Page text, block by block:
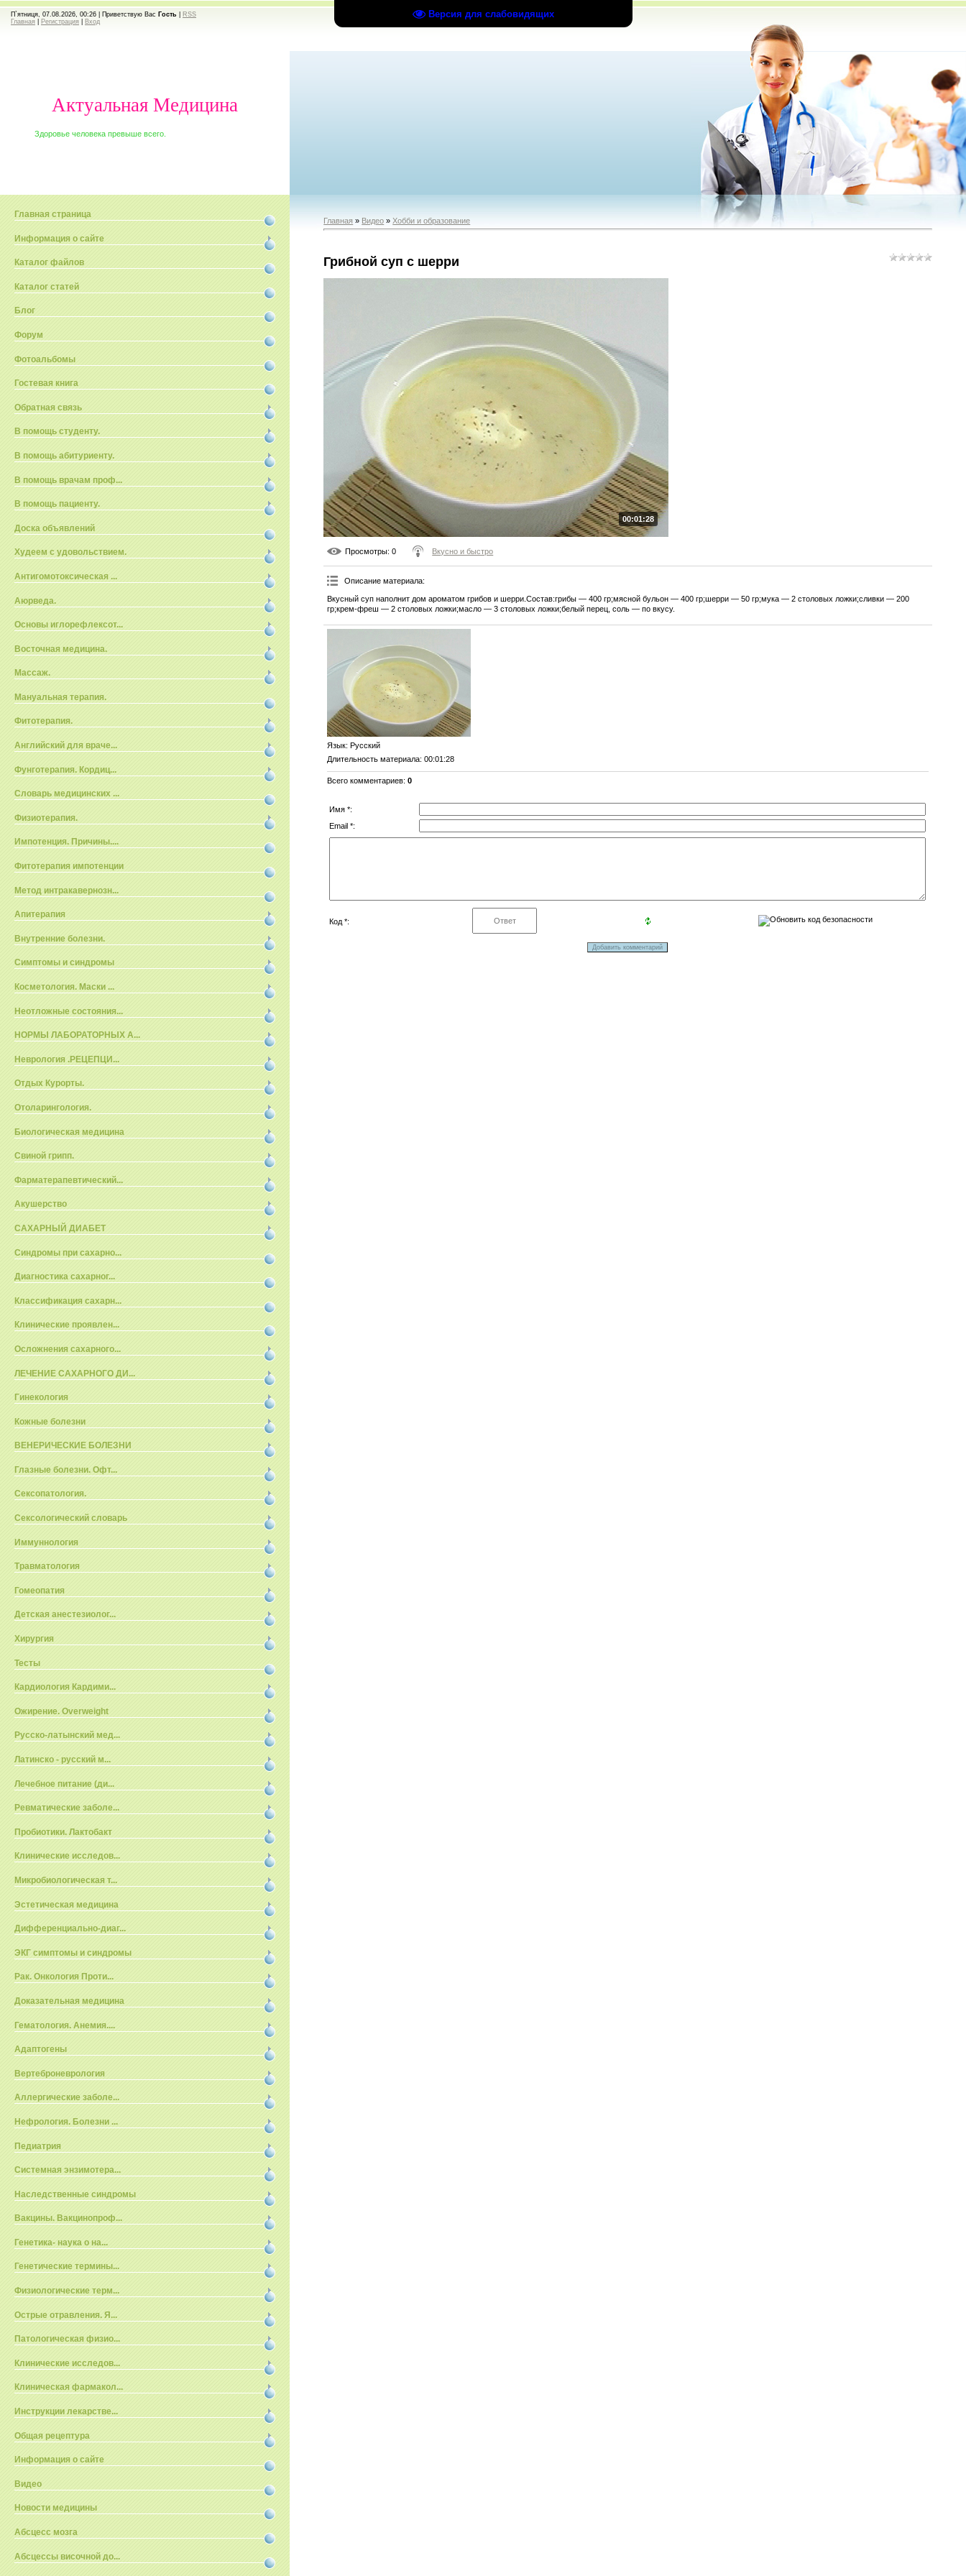
Версия для слабовидящих
П`ятниця, 07.08.2026, 00:26 | Приветствую Вас Гость
RSS
Главная
Регистрация Вход
Актуальная Медицина
Здоровье человека превыше всего.
Главная страница
Информация о сайте
Каталог файлов
Каталог статей
Блог
Форум
Фотоальбомы
Гостевая книга
Обратная связь
В помощь студенту.
В помощь абитуриенту.
В помощь врачам проф...
В помощь пациенту.
Доска объявлений
Худеем с удовольствием.
Антигомотоксическая ...
Аюрведа.
Основы иглорефлексот...
Восточная медицина.
Массаж.
Мануальная терапия.
Фитотерапия.
Английский для враче...
Фунготерапия. Кордиц...
Словарь медицинских ...
Физиотерапия.
Импотенция. Причины....
Фитотерапия импотенции
Метод интракавернозн...
Апитерапия
Внутренние болезни.
Симптомы и синдромы
Косметология. Маски ...
Неотложные состояния...
НОРМЫ ЛАБОРАТОРНЫХ А...
Неврология .РЕЦЕПЦИ...
Отдых Курорты.
Отоларингология.
Биологическая медицина
Свиной грипп.
Фарматерапевтический...
Акушерство
САХАРНЫЙ ДИАБЕТ
Синдромы при сахарно...
Диагностика сахарног...
Классификация сахарн...
Клинические проявлен...
Осложнения сахарного...
ЛЕЧЕНИЕ САХАРНОГО ДИ...
Гинекология
Кожные болезни
ВЕНЕРИЧЕСКИЕ БОЛЕЗНИ
Глазные болезни. Офт...
Сексопатология.
Сексологический словарь
Иммуннология
Травматология
Гомеопатия
Детская анестезиолог...
Хирургия
Тесты
Кардиология Кардими...
Ожирение. Overweight
Русско-латынский мед...
Латинско - русский м...
Лечебное питание (ди...
Ревматические заболе...
Пробиотики. Лактобакт
Клинические исследов...
Микробиологическая т...
Эстетическая медицина
Дифференциально-диаг...
ЭКГ симптомы и синдромы
Рак. Онкология Проти...
Доказательная медицина
Гематология. Анемия....
Адаптогены
Вертеброневрология
Аллергические заболе...
Нефрология. Болезни ...
Педиатрия
Системная энзимотера...
Наследственные синдромы
Вакцины. Вакцинопроф...
Генетика- наука о на...
Генетические термины...
Физиологические терм...
Острые отравления. Я...
Патологическая физио...
Клинические исследов...
Клиническая фармакол...
Инструкции лекарстве...
Общая рецептура
Информация о сайте
Видео
Новости медицины
Абсцесс мозга
Абсцессы височной до...
Главная » Видео »Хобби и образование
Грибной суп с шерри
00:01:28
Просмотры: 0 Вкусно и быстро
Описание материала:
Вкусный суп наполнит дом ароматом грибов и шерри.Состав:грибы — 400 гр;мясной бульон — 400 гр;шерри — 50 гр;мука — 2 столовых ложки;сливки — 200
гр;крем-фреш — 2 столовых ложки;масло — 3 столовых ложки;белый перец, соль — по вкусу.
Язык: Русский
Длительность материала: 00:01:28
Всего комментариев:0
Имя *:
Email *:
Код *: